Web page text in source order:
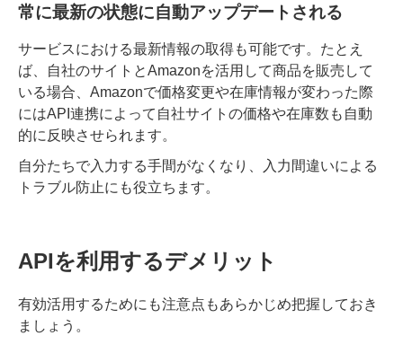
常に最新の状態に自動アップデートされる
サービスにおける最新情報の取得も可能です。たとえ
ば、自社のサイトとAmazonを活用して商品を販売して
いる場合、Amazonで価格変更や在庫情報が変わった際
にはAPI連携によって自社サイトの価格や在庫数も自動
的に反映させられます。
自分たちで入力する手間がなくなり、入力間違いによる
トラブル防止にも役立ちます。
APIを利用するデメリット
有効活用するためにも注意点もあらかじめ把握しておき
ましょう。